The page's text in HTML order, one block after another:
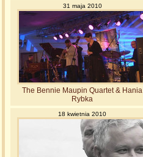
31 maja 2010
The Bennie Maupin Quartet & Hania
Rybka
18 kwietnia 2010